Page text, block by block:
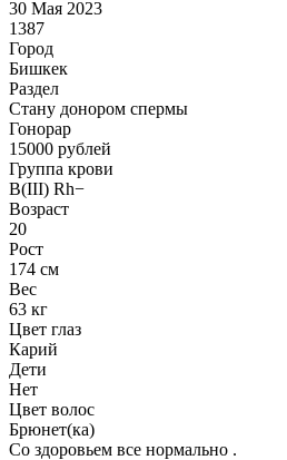
30 Мая 2023
1387
Город
Бишкек
Раздел
Стану донором спермы
Гонoрар
15000 рублей
Группа крови
B(III) Rh−
Возраст
20
Рост
174 см
Вес
63 кг
Цвет глаз
Карий
Дети
Нет
Цвет волос
Брюнет(ка)
Со здоровьем все нормально .